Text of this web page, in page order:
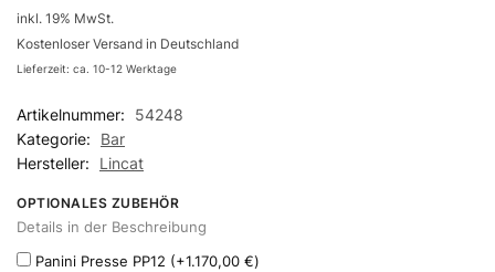
inkl. 19% MwSt.
Kostenloser Versand in Deutschland
Lieferzeit: ca. 10-12 Werktage
Artikelnummer:
54248
Kategorie:
Bar
Hersteller:
Lincat
OPTIONALES ZUBEHÖR
Details in der Beschreibung
Panini Presse PP12 (+1.170,00 €)